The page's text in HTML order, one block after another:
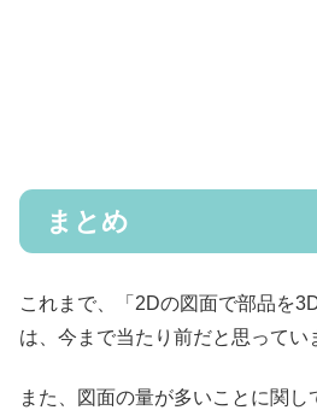
まとめ
これまで、「2Dの図面で部品を
は、今まで当たり前だと思ってい
また、図面の量が多いことに関